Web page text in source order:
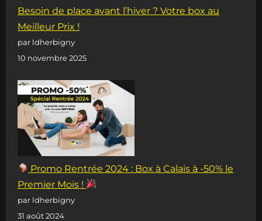
Besoin de place avant l’hiver ? Votre box au
Meilleur Prix !
par ldherbigny
10 novembre 2025
Promo Rentrée 2024 : Box à Calais à -50% le
Premier Mois !
par ldherbigny
31 août 2024